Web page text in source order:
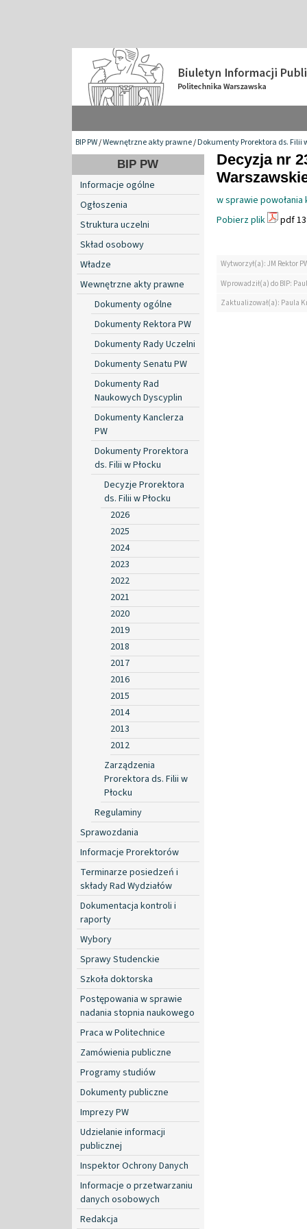
BIP PW/Wewnętrzne akty prawne/Dokumenty Prorektora ds. Filii
BIP PW
Informacje ogólne
Ogłoszenia
Struktura uczelni
Skład osobowy
Władze
Wewnętrzne akty prawne
Dokumenty ogólne
Dokumenty Rektora PW
Dokumenty Rady Uczelni
Dokumenty Senatu PW
Dokumenty Rad
Naukowych Dyscyplin
Dokumenty Kanclerza
PW
Dokumenty Prorektora
ds. Filii w Płocku
Decyzje Prorektora
ds. Filii w Płocku
2026
2025
2024
2023
2022
2021
2020
2019
2018
2017
2016
2015
2014
2013
2012
Zarządzenia
Prorektora ds. Filii w
Płocku
Regulaminy
Sprawozdania
Informacje Prorektorów
Terminarze posiedzeń i
składy Rad Wydziałów
Dokumentacja kontroli i
raporty
Wybory
Sprawy Studenckie
Szkoła doktorska
Postępowania w sprawie
nadania stopnia naukowego
Praca w Politechnice
Zamówienia publiczne
Programy studiów
Dokumenty publiczne
Imprezy PW
Udzielanie informacji
publicznej
Inspektor Ochrony Danych
Informacje o przetwarzaniu
danych osobowych
Redakcja
Decyzja nr
w sprawie
Pobierz plik
pdf
Wytworzył(a): JM Rektor
Wprowadził(a) do BIP:
Zaktualizował(a): Paula